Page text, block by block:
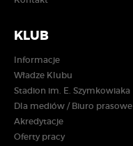
KLUB
Informacje
Władze Klubu
Stadion im. E. Szymkowiaka
Dla mediów / Biuro prasowe
Akredytacje
Oferty pracy